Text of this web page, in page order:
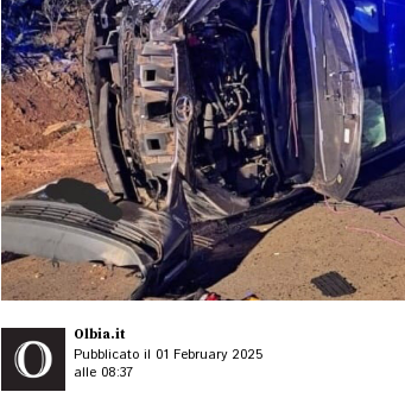
Olbia.it
Pubblicato il 01 February 2025
alle 08:37